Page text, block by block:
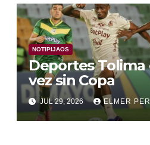
NOTIPIJAOS
Deportes
vez sin Copa
JUL 29, 2026 ELMER